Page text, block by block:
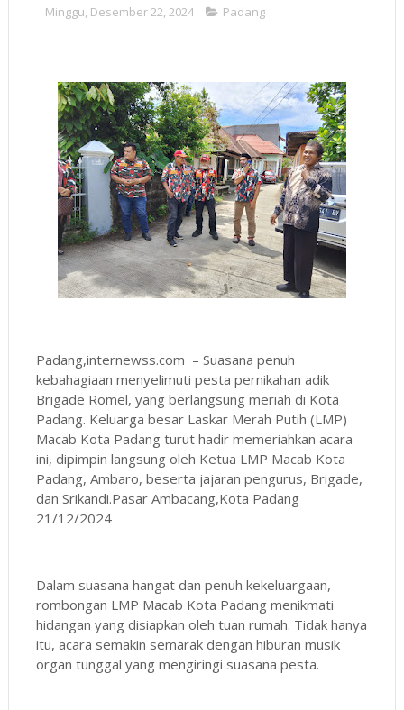
Minggu, Desember 22, 2024 Padang
Padang,internewss.com – Suasana penuh
kebahagiaan menyelimuti pesta pernikahan adik
Brigade Romel, yang berlangsung meriah di Kota
Padang. Keluarga besar Laskar Merah Putih (LMP)
Macab Kota Padang turut hadir memeriahkan acara
ini, dipimpin langsung oleh Ketua LMP Macab Kota
Padang, Ambaro, beserta jajaran pengurus, Brigade,
dan Srikandi.Pasar Ambacang,Kota Padang
21/12/2024
Dalam suasana hangat dan penuh kekeluargaan,
rombongan LMP Macab Kota Padang menikmati
hidangan yang disiapkan oleh tuan rumah. Tidak hanya
itu, acara semakin semarak dengan hiburan musik
organ tunggal yang mengiringi suasana pesta.